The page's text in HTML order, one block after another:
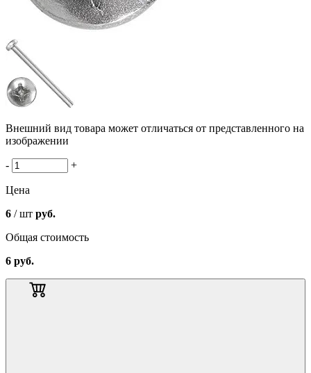
Внешний вид товара может отличаться от представленного на
изображении
- +
Цена
6 / шт руб.
Общая стоимость
6 руб.